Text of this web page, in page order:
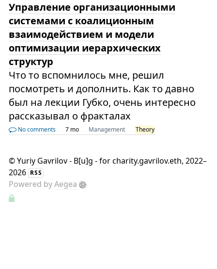
Управление организационными
системами с коалиционным
взаимодействием и модели
оптимизации иерархических
структур
Что то вспомнилось мне, решил
посмотреть и дополнить. Как то давно
был на лекции Губко, очень интересно
рассказывал о фракталах
No comments 7 mo Management Theory
©Yuriy Gavrilov - B[u]g - for charity.gavrilov.eth, 2022–
2026 RSS
Powered byAegea